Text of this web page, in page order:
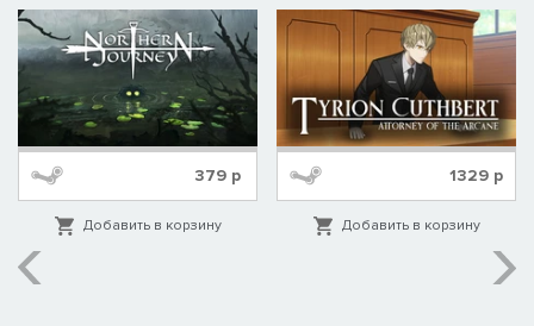
379 р
Добавить в корзину
1329 р
Добавить в корзину